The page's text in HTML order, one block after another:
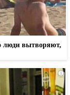
люди вытворяют,
i